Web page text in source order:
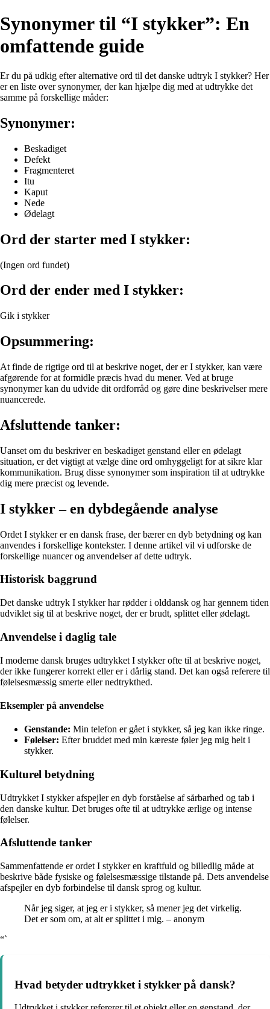
Synonymer til “I stykker”: En
omfattende guide
Er du på udkig efter alternative ord til det danske udtryk I stykker? Her
er en liste over synonymer, der kan hjælpe dig med at udtrykke det
samme på forskellige måder:
Synonymer:
Beskadiget
Defekt
Fragmenteret
Itu
Kaput
Nede
Ødelagt
Ord der starter med I stykker:
(Ingen ord fundet)
Ord der ender med I stykker:
Gik i stykker
Opsummering:
At finde de rigtige ord til at beskrive noget, der er I stykker, kan være
afgørende for at formidle præcis hvad du mener. Ved at bruge
synonymer kan du udvide dit ordforråd og gøre dine beskrivelser mere
nuancerede.
Afsluttende tanker:
Uanset om du beskriver en beskadiget genstand eller en ødelagt
situation, er det vigtigt at vælge dine ord omhyggeligt for at sikre klar
kommunikation. Brug disse synonymer som inspiration til at udtrykke
dig mere præcist og levende.
I stykker – en dybdegående analyse
Ordet I stykker er en dansk frase, der bærer en dyb betydning og kan
anvendes i forskellige kontekster. I denne artikel vil vi udforske de
forskellige nuancer og anvendelser af dette udtryk.
Historisk baggrund
Det danske udtryk I stykker har rødder i olddansk og har gennem tiden
udviklet sig til at beskrive noget, der er brudt, splittet eller ødelagt.
Anvendelse i daglig tale
I moderne dansk bruges udtrykket I stykker ofte til at beskrive noget,
der ikke fungerer korrekt eller er i dårlig stand. Det kan også referere til
følelsesmæssig smerte eller nedtrykthed.
Eksempler på anvendelse
Genstande: Min telefon er gået i stykker, så jeg kan ikke ringe.
Følelser: Efter bruddet med min kæreste føler jeg mig helt i
stykker.
Kulturel betydning
Udtrykket I stykker afspejler en dyb forståelse af sårbarhed og tab i
den danske kultur. Det bruges ofte til at udtrykke ærlige og intense
følelser.
Afsluttende tanker
Sammenfattende er ordet I stykker en kraftfuld og billedlig måde at
beskrive både fysiske og følelsesmæssige tilstande på. Dets anvendelse
afspejler en dyb forbindelse til dansk sprog og kultur.
Når jeg siger, at jeg er i stykker, så mener jeg det virkelig.
Det er som om, at alt er splittet i mig. – anonym
“`
Hvad betyder udtrykket i stykker på dansk?